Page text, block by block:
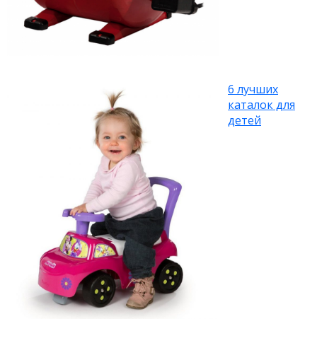
6 лучших
каталок для
детей